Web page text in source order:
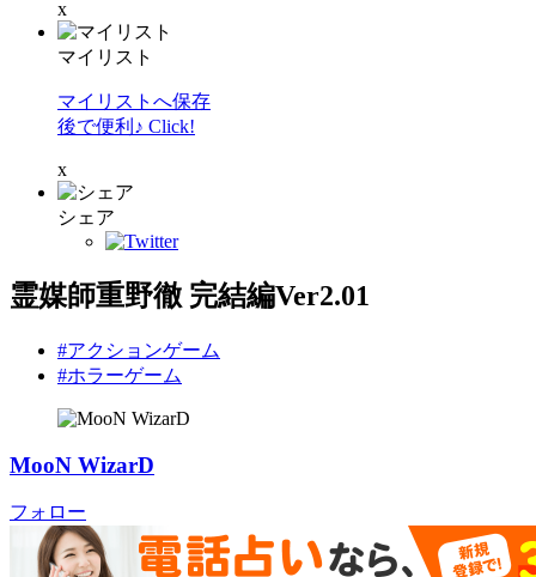
x
マイリスト
マイリストへ保存
後で便利♪ Click!
x
シェア
霊媒師重野徹 完結編Ver2.01
#アクションゲーム
#ホラーゲーム
MooN WizarD
フォロー